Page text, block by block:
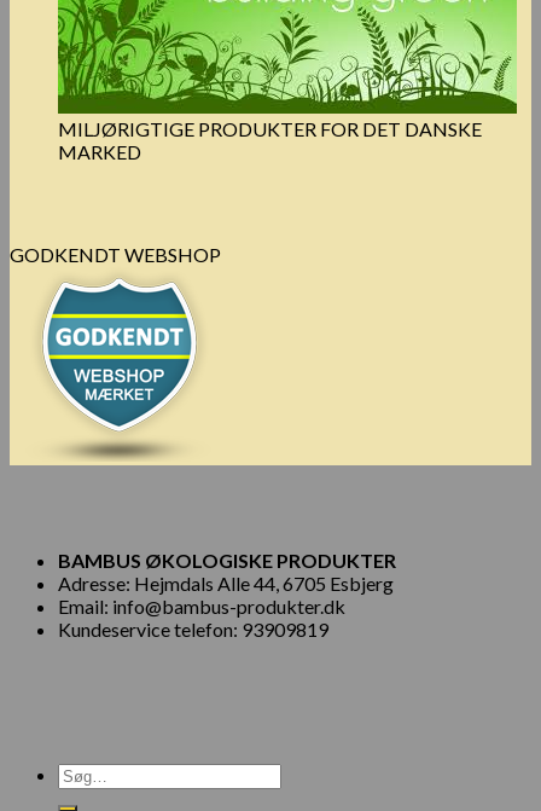
MILJØRIGTIGE PRODUKTER FOR DET DANSKE
MARKED
GODKENDT WEBSHOP
BAMBUS ØKOLOGISKE PRODUKTER
Adresse: Hejmdals Alle 44, 6705 Esbjerg
Email: info@bambus-produkter.dk
Kundeservice telefon: 93909819
Søg
efter: